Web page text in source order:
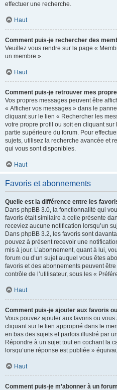
effectuer une recherche.
Haut
Comment puis-je rechercher des
Veuillez vous rendre sur la page «
un membre ».
Haut
Comment puis-je retrouver mes
Vos propres messages peuvent être
« Afficher vos messages » dans le
cliquant sur le lien « Rechercher les
votre propre profil ou soit en cliquant
partie supérieure du forum. Pour
sujets, utilisez la recherche avancée et
qui vous sont disponibles.
Haut
Favoris et abonnements
Quelle est la différence entre les
Dans phpBB 3.0, la fonctionnalité qui
favoris était similaire à celle présente
receviez aucune notification lorsqu’un
Dans phpBB 3.2, les favoris sont
pouvez à présent recevoir une
mis à jour. L’abonnement, quant à lui,
forum ou d’un sujet auquel vous êtes
favoris et des abonnements peuvent
contrôle de l’utilisateur, sous les «
Haut
Comment puis-je ajouter aux favoris
Vous pouvez ajouter aux favoris ou
cliquant sur le lien approprié dans le
en bas des sujets et parfois illustré par
Répondre à un sujet tout en cochant la
lorsqu’une réponse est publiée »
Haut
Comment puis-je m’abonner à un